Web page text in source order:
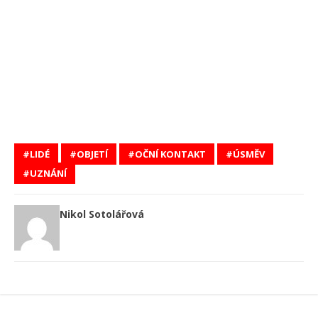
LIDÉ OBJETÍ OČNÍ KONTAKT
ÚSMĚV
UZNÁNÍ
Nikol Sotolářová